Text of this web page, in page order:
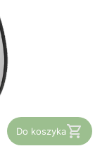
Do koszyka